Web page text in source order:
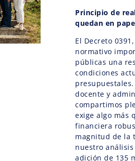
Principio de
quedan en
El Decreto
normativo
públicas una
condiciones
docente y
compartimos
exige algo más
financiera
magnitud de la
nuestro
adición de 135